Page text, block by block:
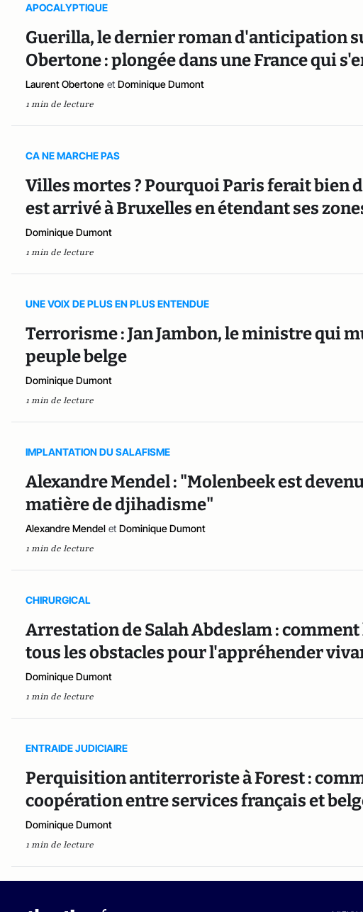
APOCALYPTIQUE
Guerilla, le dernier roman d'anticipation
Obertone : plongée dans une France qui
Laurent Obertone et Dominique Dumont
1 min de lecture
CA NE MARCHE PAS
Villes mortes ? Pourquoi Paris ferait bien
est arrivé à Bruxelles en étendant ses
Dominique Dumont
1 min de lecture
UNE VOIX DE PLUS EN PLUS ENTENDUE
Terrorisme : Jan Jambon, le ministre qui
peuple belge
Dominique Dumont
1 min de lecture
IMPLANTATION DU SALAFISME
Alexandre Mendel : "Molenbeek est
matière de djihadisme"
Alexandre Mendel et Dominique Dumont
1 min de lecture
CHIRURGICAL
Arrestation de Salah Abdeslam :
tous les obstacles pour l'appréhender
Dominique Dumont
1 min de lecture
ENTRAIDE JUDICIAIRE
Perquisition antiterroriste à Forest :
coopération entre services français et
Dominique Dumont
1 min de lecture